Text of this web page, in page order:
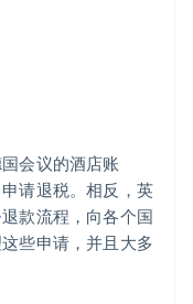
会议的酒店账
请退税。相反，英
退款流程，向各个国
些申请，并且大多